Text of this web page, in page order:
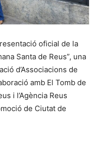
oficial de la
Santa de Reus”, una
d’Associacions de
amb El Tomb de
i l’Agència Reus
de Ciutat de